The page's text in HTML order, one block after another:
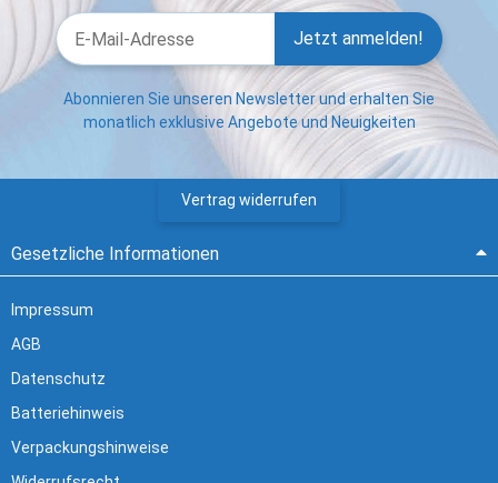
Jetzt anmelden!
Abonnieren Sie unseren Newsletter und erhalten Sie
monatlich exklusive Angebote und Neuigkeiten
Vertrag widerrufen
Gesetzliche Informationen
Impressum
AGB
Datenschutz
Batteriehinweis
Verpackungshinweise